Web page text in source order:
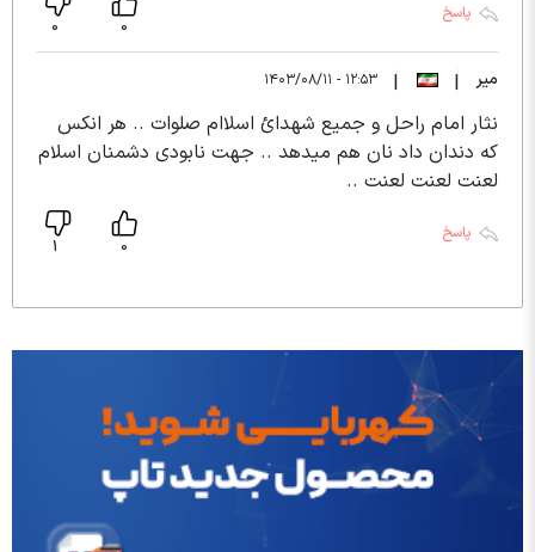
پاسخ
0
0
میر |
| ۱۲:۵۳ - ۱۴۰۳/۰۸/۱۱
نثار امام راحل و جمیع شهدائ اسلاام صلوات .. هر انکس
که دندان داد نان هم میدهد .. جهت نابودی دشمنان اسلام
لعنت لعنت لعنت ..
پاسخ
0
1